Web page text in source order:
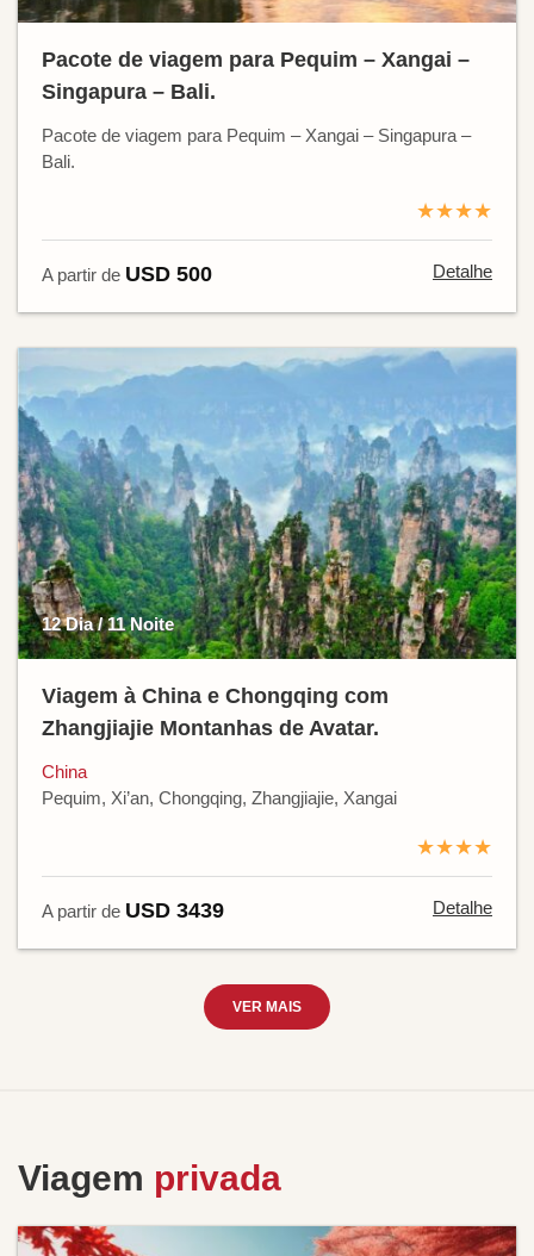
Pacote de viagem para Pequim – Xangai –
Singapura – Bali.
Pacote de viagem para Pequim – Xangai – Singapura –
Bali.
★★★★
A partir de USD 500 Detalhe
12 Dia / 11 Noite
Viagem à China e Chongqing com
Zhangjiajie Montanhas de Avatar.
China
Pequim, Xi’an, Chongqing, Zhangjiajie, Xangai
★★★★
A partir de USD 3439 Detalhe
VER MAIS
Viagem privada